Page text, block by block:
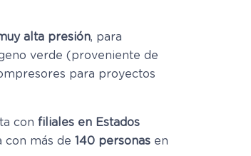
alta presión, para
verde (proveniente de
para proyectos
con filiales en Estados
con más de 140 personas en